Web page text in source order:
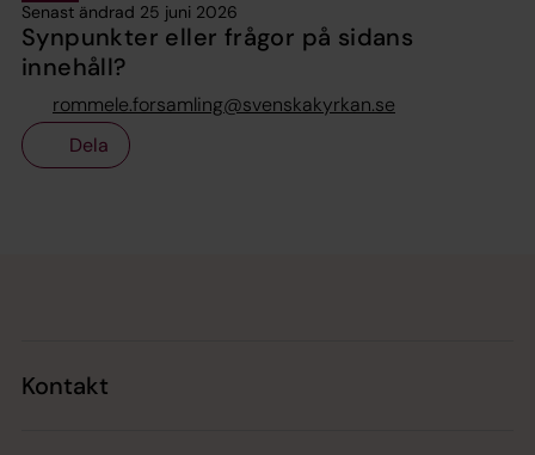
Senast ändrad 25 juni 2026
Synpunkter eller frågor på sidans
innehåll?
rommele.forsamling@svenskakyrkan.se
Dela
Kontakt